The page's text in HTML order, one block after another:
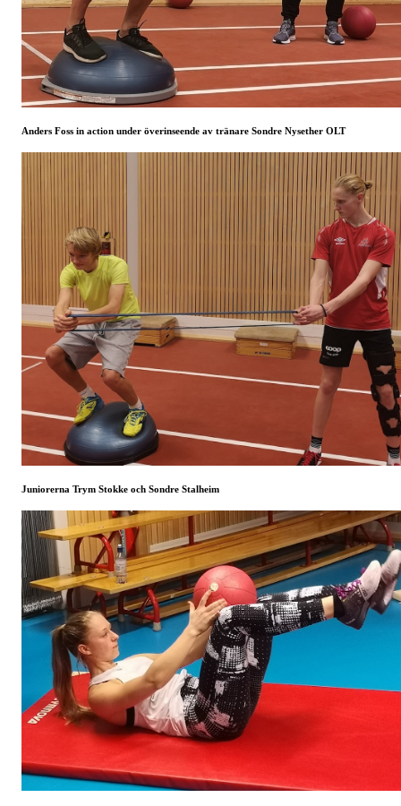
Anders Foss in action under överinseende av tränare Sondre Nysether OLT
Juniorerna Trym Stokke och Sondre Stalheim